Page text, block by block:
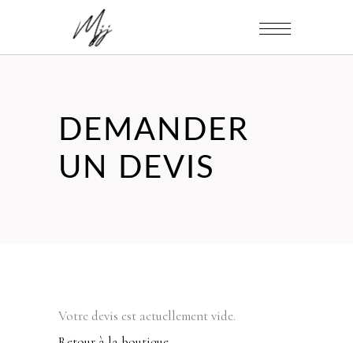
DEMANDER
UN DEVIS
Votre devis est actuellement vide.